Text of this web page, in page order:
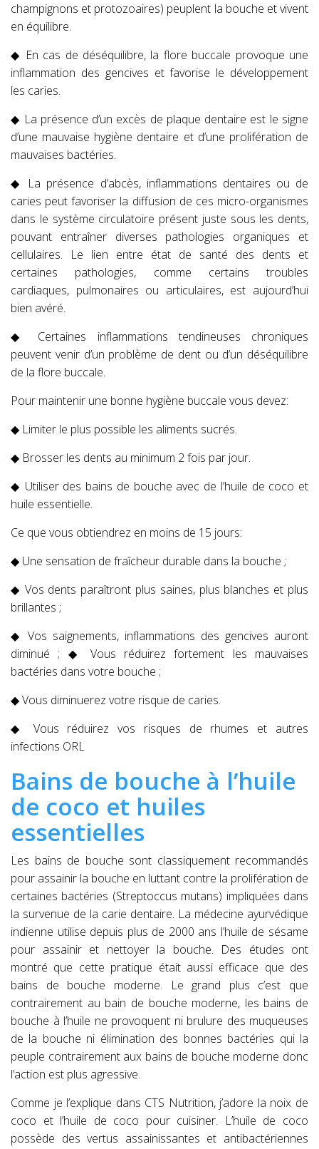
champignons et protozoaires) peuplent la bouche et vivent
en équilibre.
◆ En cas de déséquilibre, la flore buccale provoque une
inflammation des gencives et favorise le développement
les caries.
◆ La présence d’un excès de plaque dentaire est le signe
d’une mauvaise hygiène dentaire et d’une prolifération de
mauvaises bactéries.
◆ La présence d’abcès, inflammations dentaires ou de
caries peut favoriser la diffusion de ces micro-organismes
dans le système circulatoire présent juste sous les dents,
pouvant entraîner diverses pathologies organiques et
cellulaires. Le lien entre état de santé des dents et
certaines pathologies, comme certains troubles
cardiaques, pulmonaires ou articulaires, est aujourd’hui
bien avéré.
◆ Certaines inflammations tendineuses chroniques
peuvent venir d’un problème de dent ou d’un déséquilibre
de la flore buccale.
Pour maintenir une bonne hygiène buccale vous devez:
◆ Limiter le plus possible les aliments sucrés.
◆ Brosser les dents au minimum 2 fois par jour.
◆ Utiliser des bains de bouche avec de l’huile de coco et
huile essentielle.
Ce que vous obtiendrez en moins de 15 jours:
◆ Une sensation de fraîcheur durable dans la bouche ;
◆ Vos dents paraîtront plus saines, plus blanches et plus
brillantes ;
◆ Vos saignements, inflammations des gencives auront
diminué ; ◆ Vous réduirez fortement les mauvaises
bactéries dans votre bouche ;
◆ Vous diminuerez votre risque de caries.
◆ Vous réduirez vos risques de rhumes et autres
infections ORL
Bains de bouche à l’huile
de coco et huiles
essentielles
Les bains de bouche sont classiquement recommandés
pour assainir la bouche en luttant contre la prolifération de
certaines bactéries (Streptoccus mutans) impliquées dans
la survenue de la carie dentaire. La médecine ayurvédique
indienne utilise depuis plus de 2000 ans l’huile de sésame
pour assainir et nettoyer la bouche. Des études ont
montré que cette pratique était aussi efficace que des
bains de bouche moderne. Le grand plus c’est que
contrairement au bain de bouche moderne, les bains de
bouche à l’huile ne provoquent ni brulure des muqueuses
de la bouche ni élimination des bonnes bactéries qui la
peuple contrairement aux bains de bouche moderne donc
l’action est plus agressive.
Comme je l’explique dans CTS Nutrition, j’adore la noix de
coco et l’huile de coco pour cuisiner. L’huile de coco
possède des vertus assainissantes et antibactériennes